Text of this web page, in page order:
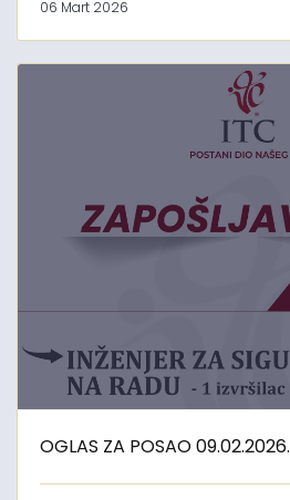
06 Mart 2026
OGLAS ZA POSAO 09.02.2026.